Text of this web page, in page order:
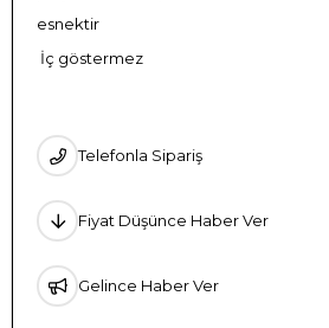
esnektir
İç göstermez
Telefonla Sipariş
Fiyat Düşünce Haber Ver
Gelince Haber Ver